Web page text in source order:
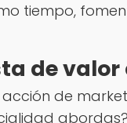
tiempo,
de
de